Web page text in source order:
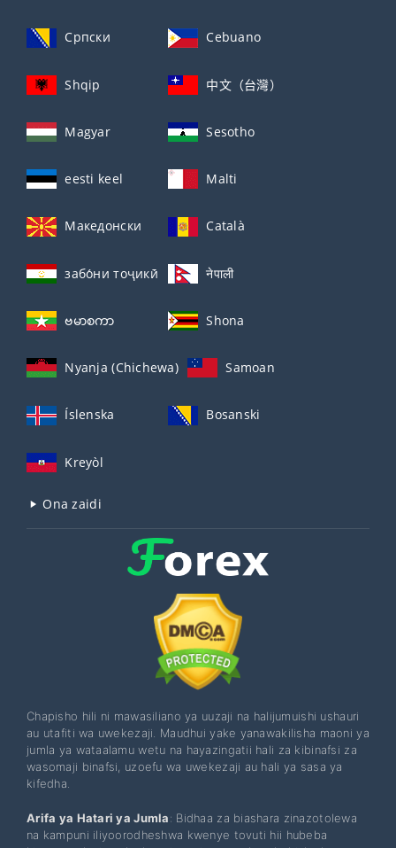
Српски Cebuano
Shqip 中文（台灣）
Magyar Sesotho
eesti keel Malti
Македонски Català
забо́ни тоҷикӣ́ नेपाली
ဗမာစကာ Shona
Nyanja (Chichewa) Samoan
Íslenska Bosanski
Kreyòl
Ona zaidi
Chapisho hili ni mawasiliano ya uuzaji na halijumuishi ushauri
au utafiti wa uwekezaji. Maudhui yake yanawakilisha maoni ya
jumla ya wataalamu wetu na hayazingatii hali za kibinafsi za
wasomaji binafsi, uzoefu wa uwekezaji au hali ya sasa ya
kifedha.
Arifa ya Hatari ya Jumla: Bidhaa za biashara zinazotolewa
na kampuni iliyoorodheshwa kwenye tovuti hii hubeba